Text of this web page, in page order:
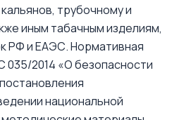
трубочному и
иным табачным изделиям,
РФ и ЕАЭС. Нормативная
2014 «О безопасности
национальной